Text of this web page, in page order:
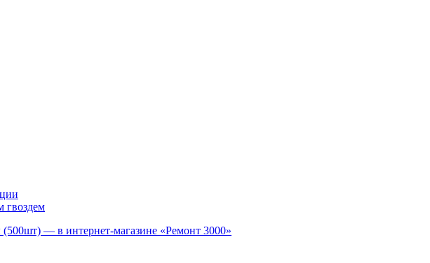
гвоздем